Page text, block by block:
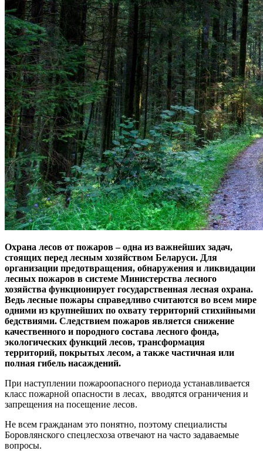
Охрана лесов от пожаров – одна из важнейших задач,
стоящих перед лесным хозяйством Беларуси. Для
организации предотвращения, обнаружения и ликвидации
лесных пожаров в системе Министерства лесного
хозяйства функционирует государственная лесная охрана.
Ведь лесные пожары справедливо считаются во всем мире
одними из крупнейших по охвату территорий стихийными
бедствиями. Следствием пожаров является снижение
качественного и породного состава лесного фонда,
экологических функций лесов, трансформация
территорий, покрытых лесом, а также частичная или
полная гибель насаждений.
При наступлении пожароопасного периода устанавливается
класс пожарной опасности в лесах, вводятся ограничения и
запрещения на посещение лесов.
Не всем гражданам это понятно, поэтому специалисты
Боровлянского спецлесхоза отвечают на часто задаваемые
вопросы.